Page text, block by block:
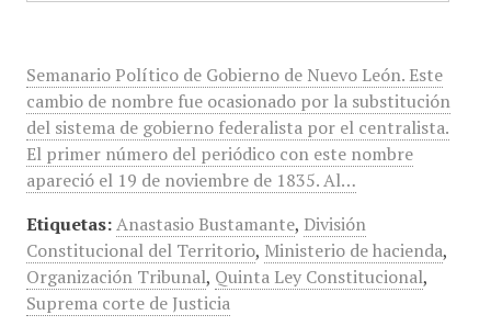
Semanario Político de Gobierno de Nuevo León. Este
cambio de nombre fue ocasionado por la substitución
del sistema de gobierno federalista por el centralista.
El primer número del periódico con este nombre
apareció el 19 de noviembre de 1835. Al…
Etiquetas: Anastasio Bustamante, División
Constitucional del Territorio, Ministerio de hacienda,
Organización Tribunal, Quinta Ley Constitucional,
Suprema corte de Justicia